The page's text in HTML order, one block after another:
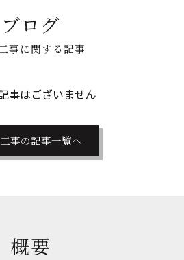
ブログ
事に関する記事
事はございません
事の記事一覧へ
概要